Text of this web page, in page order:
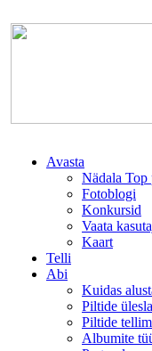
Avasta
Nädala Top
Fotoblogi
Konkursid
Vaata
Kaart
Telli
Abi
Kuidas
Piltide
Piltide
Albumite